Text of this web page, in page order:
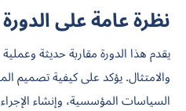
نظرة عامة على الدورة
يقدم هذا الدورة مقاربة حديثة
والامتثال. يؤكد على كيفية تصميم
السياسات المؤسسية، وإنشاء